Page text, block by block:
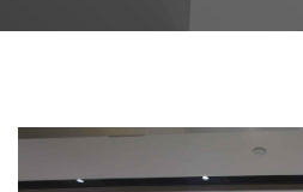
聯絡我們